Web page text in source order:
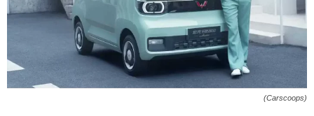
(Carscoops)